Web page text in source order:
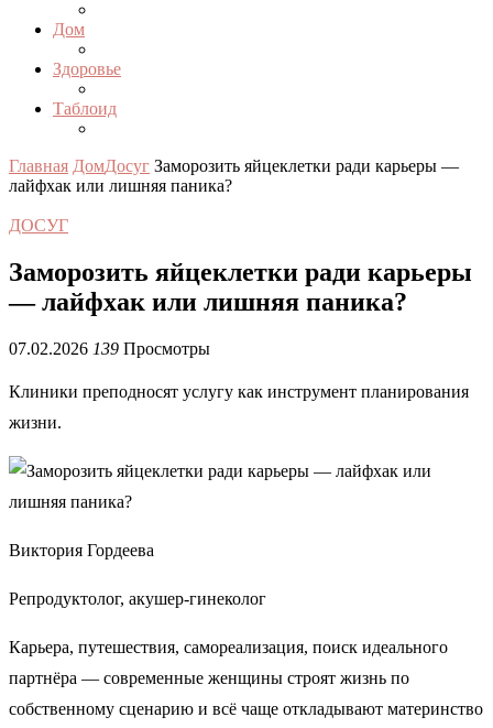
Дом
Здоровье
Таблоид
Главная ДомДосуг Заморозить яйцеклетки ради карьеры —
лайфхак или лишняя паника?
ДОСУГ
Заморозить яйцеклетки ради карьеры
— лайфхак или лишняя паника?
07.02.2026 139 Просмотры
Клиники преподносят услугу как инструмент планирования
жизни.
Виктория Гордеева
Репродуктолог, акушер-гинеколог
Карьера, путешествия, самореализация, поиск идеального
партнёра — современные женщины строят жизнь по
собственному сценарию и всё чаще откладывают материнство